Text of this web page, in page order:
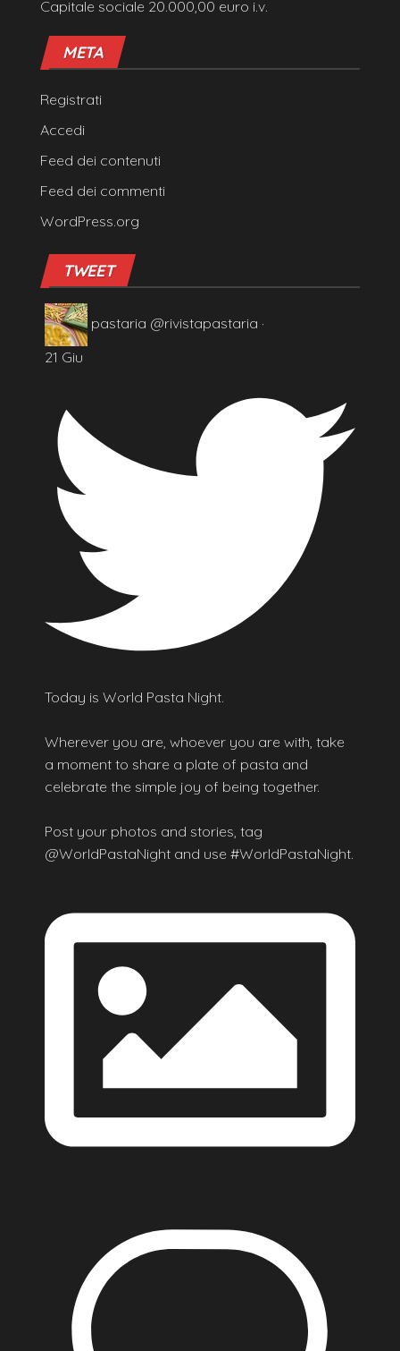
Capitale sociale 20.000,00 euro i.v.
META
Registrati
Accedi
Feed dei contenuti
Feed dei commenti
WordPress.org
TWEET
pastaria @rivistapastaria ·
21 Giu
Today is World Pasta Night.
Wherever you are, whoever you are with, take
a moment to share a plate of pasta and
celebrate the simple joy of being together.
Post your photos and stories, tag
@WorldPastaNight and use #WorldPastaNight.